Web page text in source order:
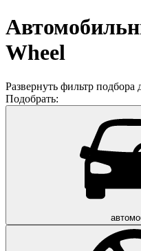
Wheel
Развернуть фильтр подбора
Подобрать: